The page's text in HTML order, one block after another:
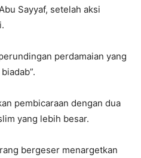
Sayyaf, setelah aksi
perdamaian yang
pembicaraan dengan dua
yang lebih besar.
bergeser menargetkan